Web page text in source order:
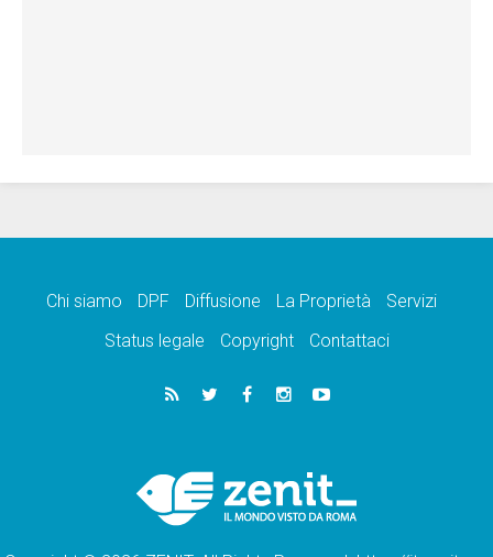
Chi siamo DPF Diffusione La Proprietà
Servizi
Status legale
Copyright Contattaci